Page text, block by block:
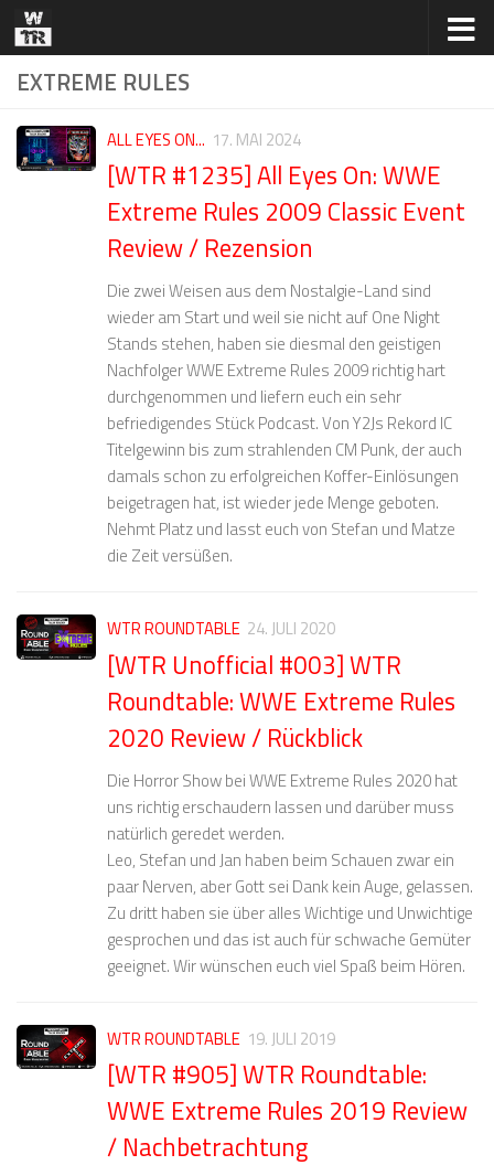
Zum Inhalt springen
EXTREME RULES
ALL EYES ON... 17. MAI 2024
[WTR #1235] All Eyes On: WWE
Extreme Rules 2009 Classic Event
Review / Rezension
Die zwei Weisen aus dem Nostalgie-Land sind
wieder am Start und weil sie nicht auf One Night
Stands stehen, haben sie diesmal den geistigen
Nachfolger WWE Extreme Rules 2009 richtig hart
durchgenommen und liefern euch ein sehr
befriedigendes Stück Podcast. Von Y2Js Rekord IC
Titelgewinn bis zum strahlenden CM Punk, der auch
damals schon zu erfolgreichen Koffer-Einlösungen
beigetragen hat, ist wieder jede Menge geboten.
Nehmt Platz und lasst euch von Stefan und Matze
die Zeit versüßen.
WTR ROUNDTABLE 24. JULI 2020
[WTR Unofficial #003] WTR
Roundtable: WWE Extreme Rules
2020 Review / Rückblick
Die Horror Show bei WWE Extreme Rules 2020 hat
uns richtig erschaudern lassen und darüber muss
natürlich geredet werden.
Leo, Stefan und Jan haben beim Schauen zwar ein
paar Nerven, aber Gott sei Dank kein Auge, gelassen.
Zu dritt haben sie über alles Wichtige und Unwichtige
gesprochen und das ist auch für schwache Gemüter
geeignet. Wir wünschen euch viel Spaß beim Hören.
WTR ROUNDTABLE 19. JULI 2019
[WTR #905] WTR Roundtable:
WWE Extreme Rules 2019 Review
/ Nachbetrachtung